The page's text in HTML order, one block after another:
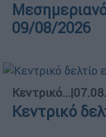
09/08/2026
Κεντρικό...|
Κεντρικό